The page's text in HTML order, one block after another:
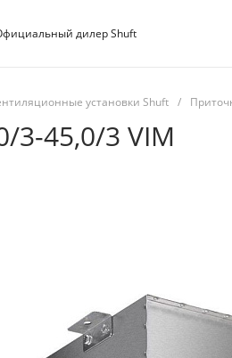
дилер Shuft
установки Shuft /
3-45,0/3 VIM